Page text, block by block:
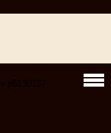
p6130137